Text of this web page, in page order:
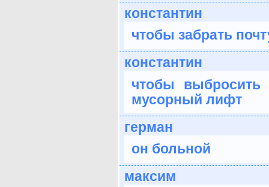
константин
чтобы забрать
константин
чтобы выбросить
мусорный лифт
герман
он больной
максим